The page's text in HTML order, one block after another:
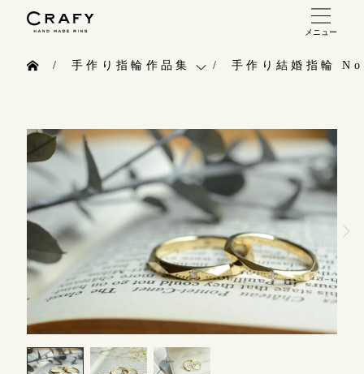
メニュー
指輪制作の流れ
オーダーメイド 結婚指輪・婚約指輪
指輪作品集
インタビュー
工房一覧
よくあるご質問
手作り指輪作品集
お問い合わせ
お客様インタビュー
指輪のハンドメイド・手作り
CRAFYについて
結婚指輪手作り工房のご案内
手作り結婚指輪
10:00～18:00 /年中無休
年末年始は除く
こちら
目黒本店 来店ご予約
表参道店 来店ご予約